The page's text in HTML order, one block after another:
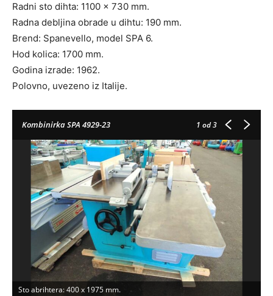
Radni sto dihta: 1100 x 730 mm.
Radna debljina obrade u dihtu: 190 mm.
Brend: Spanevello, model SPA 6.
Hod kolica: 1700 mm.
Godina izrade: 1962.
Polovno, uvezeno iz Italije.
Kombinirka SPA 4929-23 1 od 3
Sto abrihtera: 400 x 1975 mm.